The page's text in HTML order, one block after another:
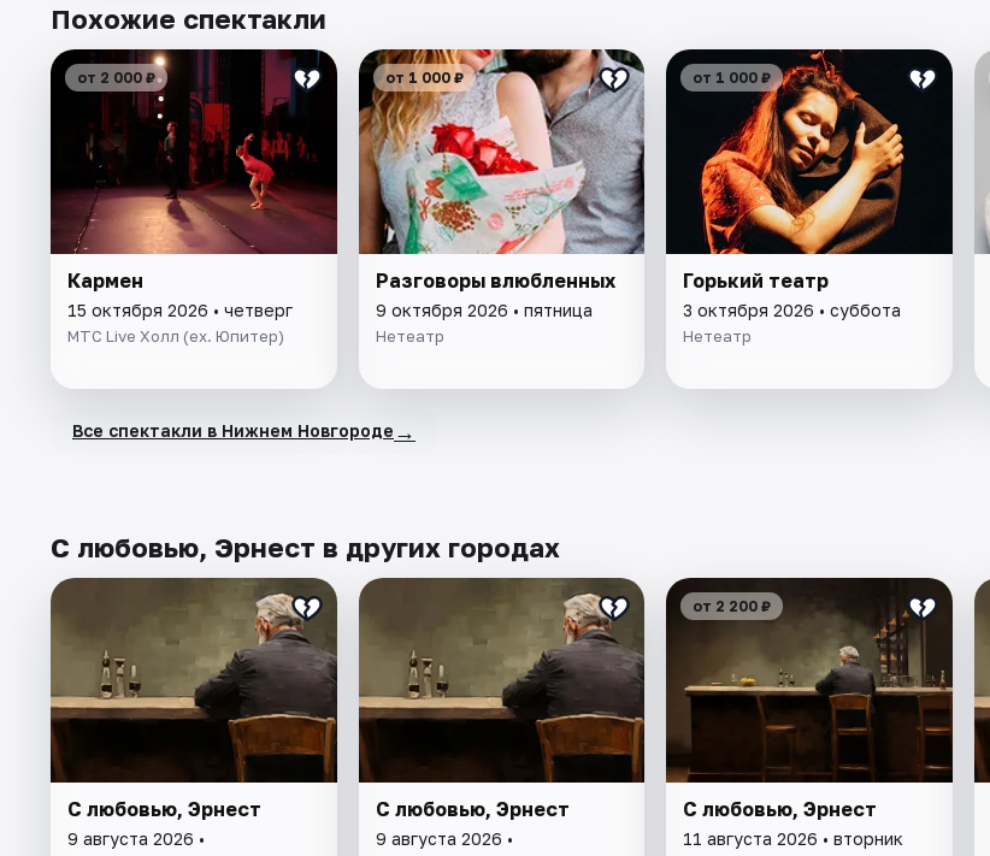
Похожие спектакли
от 2 000 ₽
Кармен
15 октября 2026 • четверг
МТС Live Холл (ex. Юпитер)
от 1 000 ₽
Разговоры влюбленных
9 октября 2026 • пятница
Нетеатр
от 1 000 ₽
Горький театр
3 октября 2026 • суббота
Нетеатр
Все спектакли в Нижнем Новгороде →
С любовью, Эрнест в других городах
С любовью, Эрнест
9 августа 2026 •
С любовью, Эрнест
9 августа 2026 •
от 2 200 ₽
С любовью, Эрнест
11 августа 2026 • вторник